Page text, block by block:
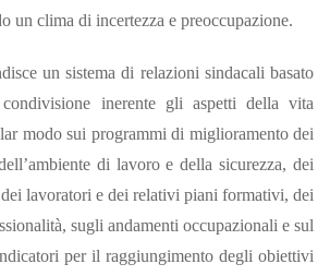
un clima di incertezza e preoccupazione.
un sistema di relazioni sindacali basato
inerente gli aspetti della vita
modo sui programmi di miglioramento dei
di lavoro e della sicurezza, dei
lavoratori e dei relativi piani formativi, dei
sugli andamenti occupazionali e sul
per il raggiungimento degli obiettivi